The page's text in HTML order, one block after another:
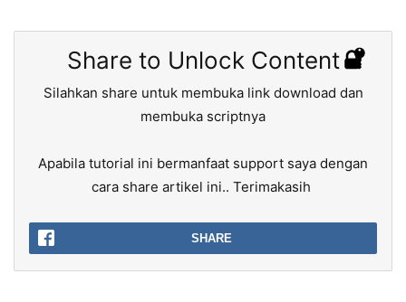
Share to Unlock Content
Silahkan share untuk membuka link download dan
membuka scriptnya
Apabila tutorial ini bermanfaat support saya dengan
cara share artikel ini.. Terimakasih
SHARE